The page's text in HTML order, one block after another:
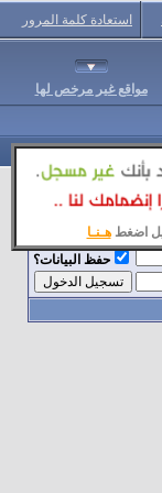
اضغط هـنـا
استعادة كلمة المرور
مواقع غير مرخص لها
حفظ البيانات؟